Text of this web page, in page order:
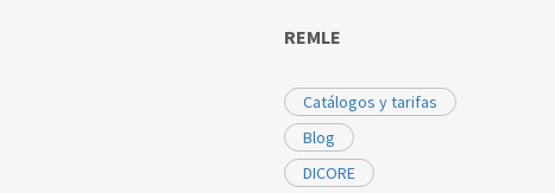
REMLE
Catálogos y tarifas
Blog
DICORE